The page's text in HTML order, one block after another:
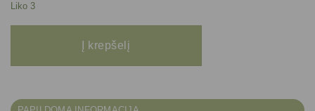
Liko 3
Į krepšelį